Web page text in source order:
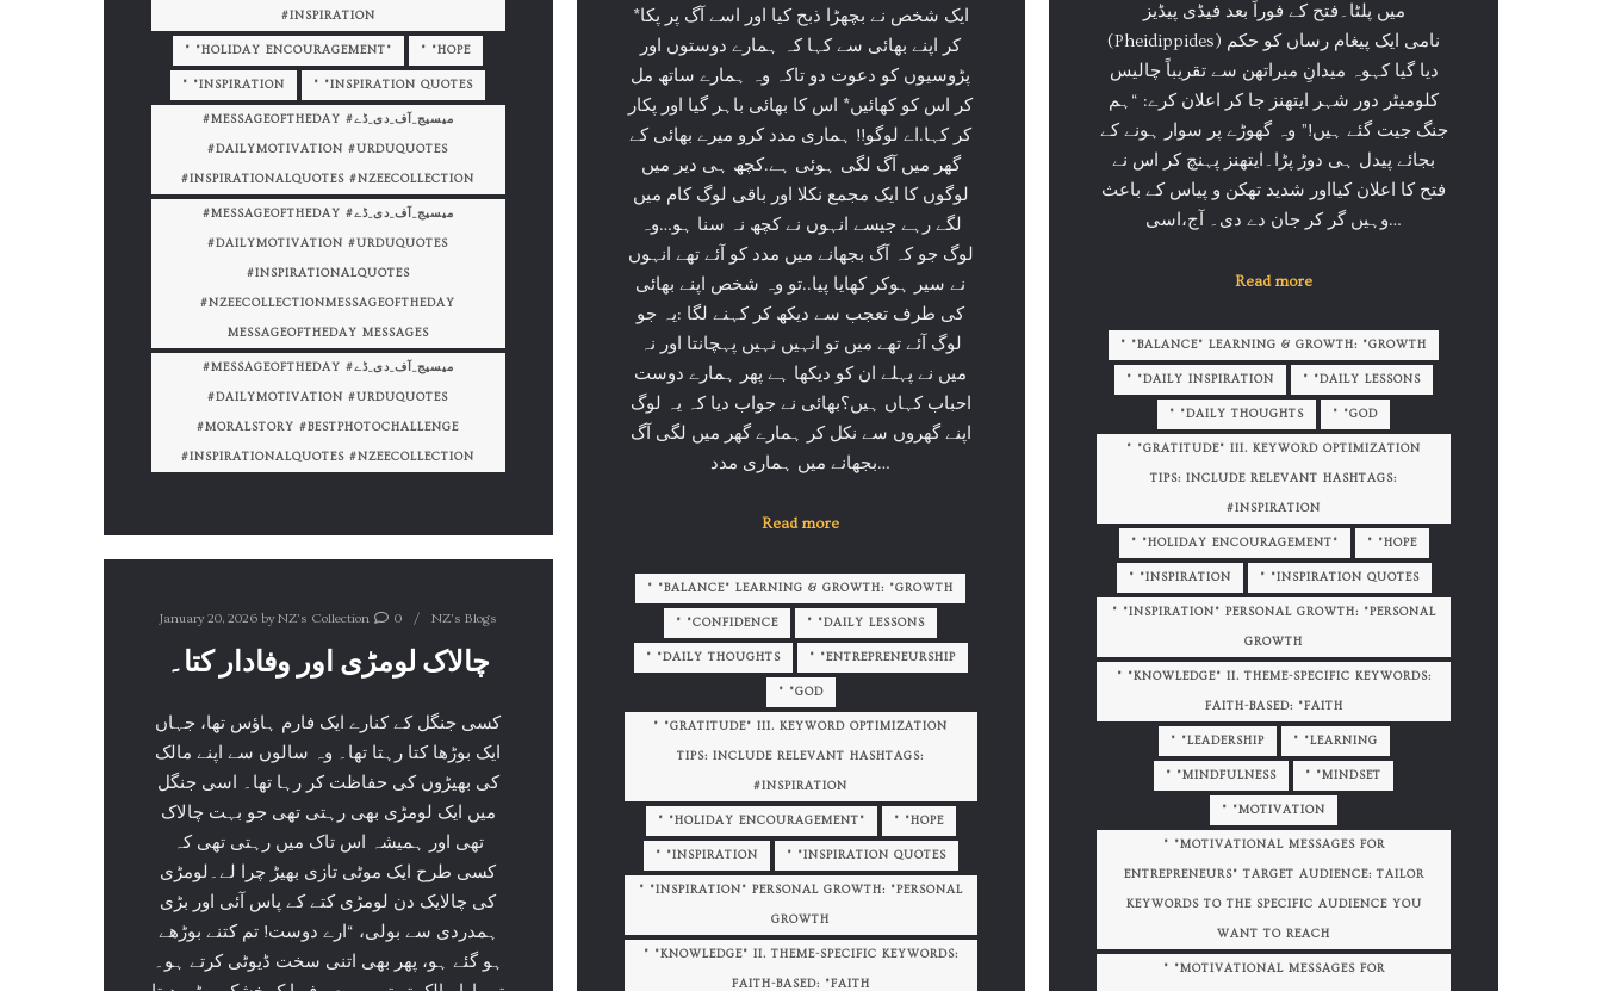
#INSPIRATION
" "HOLIDAY ENCOURAGEMENT" " "HOPE
" "INSPIRATION " "INSPIRATION QUOTES
#MESSAGEOFTHEDAY #میسیج_آف_دی_ڈے
#DAILYMOTIVATION #URDUQUOTES
#INSPIRATIONALQUOTES #NZEECOLLECTION
#MESSAGEOFTHEDAY #میسیج_آف_دی_ڈے
#DAILYMOTIVATION #URDUQUOTES
#INSPIRATIONALQUOTES
#NZEECOLLECTIONMESSAGEOFTHEDAY
MESSAGEOFTHEDAY MESSAGES
#MESSAGEOFTHEDAY #میسیج_آف_دی_ڈے
#DAILYMOTIVATION #URDUQUOTES
#MORALSTORY #BESTPHOTOCHALLENGE
#INSPIRATIONALQUOTES #NZEECOLLECTION
میں پلٹا۔فتح کے فوراً بعد فیڈی پیڈیز
(Pheidippides) نامی ایک پیغام رساں کو حکم
دیا گیا کہوہ میدانِ میراتھن سے تقریباً چالیس
کلومیٹر دور شہر ایتھنز جا کر اعلان کرے: “ہم
جنگ جیت گئے ہیں!” وہ گھوڑے پر سوار ہونے کے
بجائے پیدل ہی دوڑ پڑا۔ایتھنز پہنچ کر اس نے
فتح کا اعلان کیااور شدید تھکن و پیاس کے باعث
وہیں گر کر جان دے دی۔ آج،اسی…
Read more
" "BALANCE" LEARNING & GROWTH: "GROWTH
" "DAILY INSPIRATION " "DAILY LESSONS
" "DAILY THOUGHTS " "GOD
" "GRATITUDE" III. KEYWORD OPTIMIZATION
TIPS: INCLUDE RELEVANT HASHTAGS:
#INSPIRATION
" "HOLIDAY ENCOURAGEMENT" " "HOPE
" "INSPIRATION " "INSPIRATION QUOTES
" "INSPIRATION" PERSONAL GROWTH: "PERSONAL
GROWTH
" "KNOWLEDGE" II. THEME-SPECIFIC KEYWORDS:
FAITH-BASED: "FAITH
" "LEADERSHIP " "LEARNING
" "MINDFULNESS " "MINDSET
" "MOTIVATION
" "MOTIVATIONAL MESSAGES FOR
ENTREPRENEURS" TARGET AUDIENCE: TAILOR
KEYWORDS TO THE SPECIFIC AUDIENCE YOU
WANT TO REACH
" "MOTIVATIONAL MESSAGES FOR
*ایک شخص نے بچھڑا ذبح کیا اور اسے آگ پر پکا
کر اپنے بھائی سے کہا کہ ہمارے دوستوں اور
پڑوسیوں کو دعوت دو تاکہ وہ ہمارے ساتھ مل
کر اس کو کھائیں* اس کا بھائی باہر گیا اور پکار
کر کہا.اے لوگو!! ہماری مدد کرو میرے بھائی کے
گھر میں آگ لگی ہوئی ہے.کچھ ہی دیر میں
لوگوں کا ایک مجمع نکلا اور باقی لوگ کام میں
لگے رہے جیسے انہوں نے کچھ نہ سنا ہو…وہ
لوگ جو کہ آگ بجھانے میں مدد کو آئے تھے انہوں
نے سیر ہوکر کھایا پیا..تو وہ شخص اپنے بھائی
کی طرف تعجب سے دیکھ کر کہنے لگا :یہ جو
لوگ آئے تھے میں تو انہیں نہیں پہچانتا اور نہ
میں نے پہلے ان کو دیکھا ہے پھر ہمارے دوست
احباب کہاں ہیں؟بھائی نے جواب دیا کہ یہ لوگ
اپنے گھروں سے نکل کر ہمارے گھر میں لگی آگ
بجھانے میں ہماری مدد…
Read more
" "BALANCE" LEARNING & GROWTH: "GROWTH
" "CONFIDENCE " "DAILY LESSONS
" "DAILY THOUGHTS " "ENTREPRENEURSHIP
" "GOD
" "GRATITUDE" III. KEYWORD OPTIMIZATION
TIPS: INCLUDE RELEVANT HASHTAGS:
#INSPIRATION
" "HOLIDAY ENCOURAGEMENT" " "HOPE
" "INSPIRATION " "INSPIRATION QUOTES
" "INSPIRATION" PERSONAL GROWTH: "PERSONAL
GROWTH
" "KNOWLEDGE" II. THEME-SPECIFIC KEYWORDS:
FAITH-BASED: "FAITH
January 20, 2026 byNZ's Collection 0 NZ's Blogs
چالاک لومڑی اور وفادار کتا۔
کسی جنگل کے کنارے ایک فارم ہاؤس تھا، جہاں
ایک بوڑھا کتا رہتا تھا۔ وہ سالوں سے اپنے مالک
کی بھیڑوں کی حفاظت کر رہا تھا۔ اسی جنگل
میں ایک لومڑی بھی رہتی تھی جو بہت چالاک
تھی اور ہمیشہ اس تاک میں رہتی تھی کہ
کسی طرح ایک موٹی تازی بھیڑ چرا لے۔لومڑی
کی چالایک دن لومڑی کتے کے پاس آئی اور بڑی
ہمدردی سے بولی، “ارے دوست! تم کتنے بوڑھے
ہو گئے ہو، پھر بھی اتنی سخت ڈیوٹی کرتے ہو۔